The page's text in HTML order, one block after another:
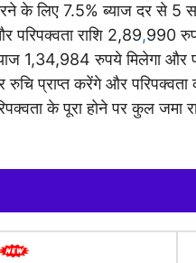
के लिए 7.5% ब्याज दर से 5
राशि 2,89,990
1,34,984 रुपये मिलेगा और
प्राप्त करेंगे और परिपक्वता
के पूरा होने पर कुल जमा